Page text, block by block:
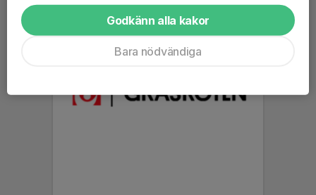
Godkänn alla kakor
Bara nödvändiga